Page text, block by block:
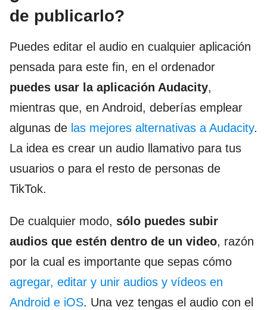
de publicarlo?
Puedes editar el audio en cualquier aplicación
pensada para este fin, en el ordenador
puedes usar la aplicación Audacity,
mientras que, en Android, deberías emplear
algunas de las mejores alternativas a Audacity.
La idea es crear un audio llamativo para tus
usuarios o para el resto de personas de
TikTok.
De cualquier modo, sólo puedes subir
audios que estén dentro de un video, razón
por la cual es importante que sepas cómo
agregar, editar y unir audios y vídeos en
Android e iOS. Una vez tengas el audio con el